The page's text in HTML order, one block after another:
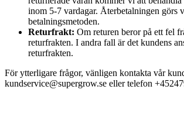
inom 5-7 vardagar. Återbetalningen görs
betalningsmetoden.
Returfrakt: Om returen beror på ett fel
returfrakten. I andra fall är det kundens
returfrakten.
För ytterligare frågor, vänligen kontakta vår
kundservice@supergrow.se eller telefon